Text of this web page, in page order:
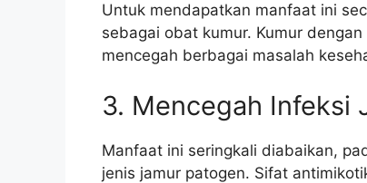
Untuk mendapatkan manfaat ini
sebagai obat kumur. Kumur
mencegah berbagai masalah
3. Mencegah Infeksi
Manfaat ini seringkali diabaikan,
jenis jamur patogen. Sifat